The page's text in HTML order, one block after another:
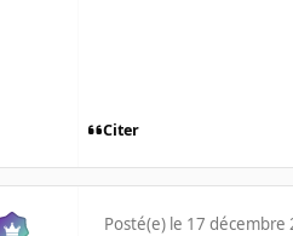
Citer
Posté(e) le 17 décembre